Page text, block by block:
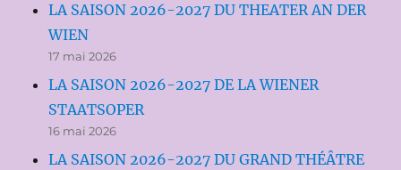
LA SAISON 2026-2027 DU THEATER AN DER
WIEN
17 mai 2026
LA SAISON 2026-2027 DE LA WIENER
STAATSOPER
16 mai 2026
LA SAISON 2026-2027 DU GRAND THÉÂTRE